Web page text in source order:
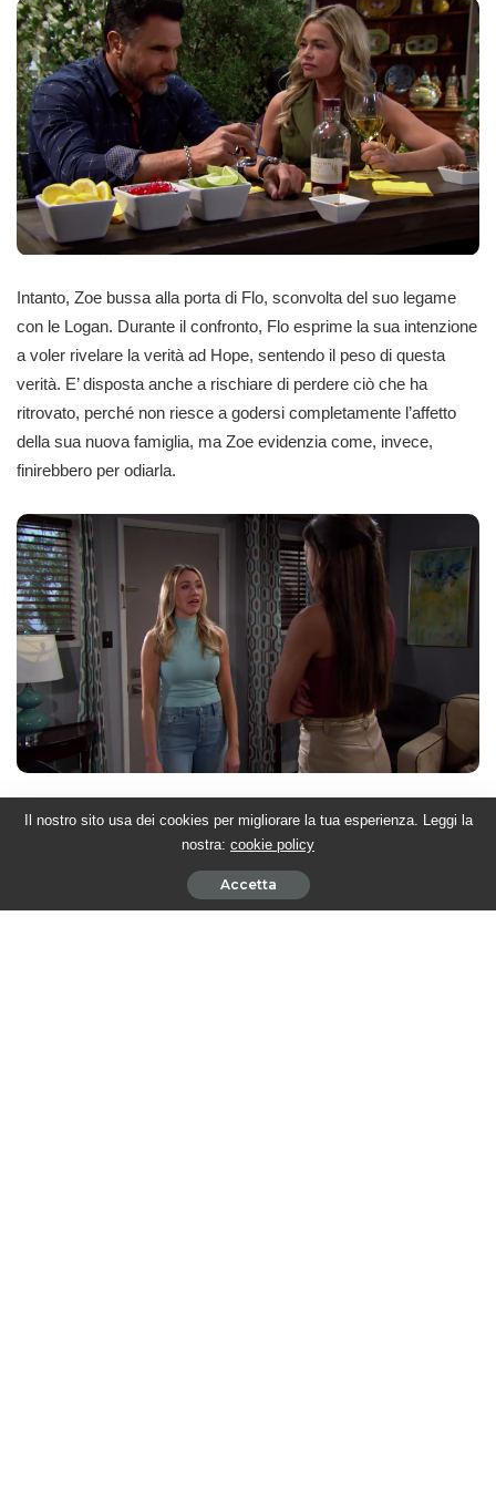
Intanto, Zoe bussa alla porta di Flo, sconvolta del suo legame
con le Logan. Durante il confronto, Flo esprime la sua intenzione
a voler rivelare la verità ad Hope, sentendo il peso di questa
verità. E’ disposta anche a rischiare di perdere ciò che ha
ritrovato, perché non riesce a godersi completamente l’affetto
della sua nuova famiglia, ma Zoe evidenzia come, invece,
finirebbero per odiarla.
Nell’attesa di scoprire le evoluzioni delle trame italiane, segui gli
aggiornamenti di Twittamibeautiful, sul sito e i
eInstagram.
Il nostro sito usa dei cookies per migliorare la tua esperienza. Leggi la
nostra: cookie policy
Accetta